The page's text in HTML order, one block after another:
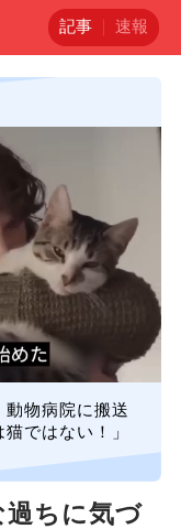
記事 速報
物病院に搬送
ではない！」
過ちに気づ